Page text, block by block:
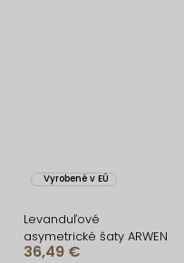
Vyrobené v EÚ
Levanduľové
asymetrické šaty ARWEN
36,49 €